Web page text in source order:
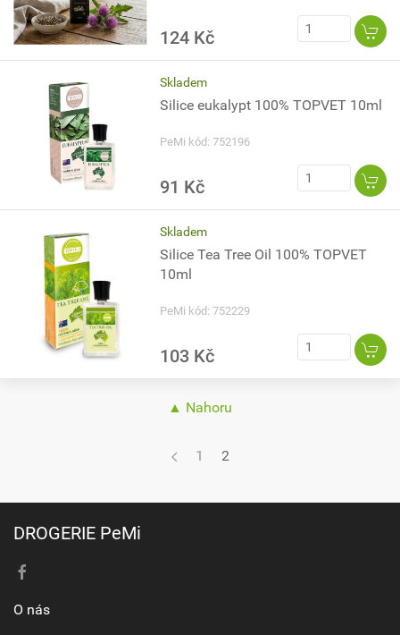
124 Kč
Skladem
Silice eukalypt 100% TOPVET 10ml
PeMi kód: 752196
91 Kč
Skladem
Silice Tea Tree Oil 100% TOPVET
10ml
PeMi kód: 752229
103 Kč
▲ Nahoru
1 2
DROGERIE PeMi
O nás